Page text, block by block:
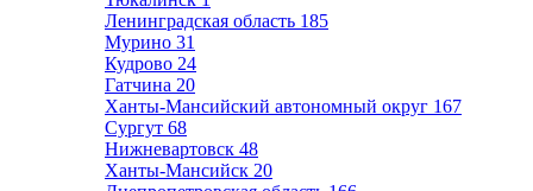
Ленинградская область 185
Мурино 31
Кудрово 24
Гатчина 20
Ханты-Мансийский автономный округ 167
Сургут 68
Нижневартовск 48
Ханты-Мансийск 20